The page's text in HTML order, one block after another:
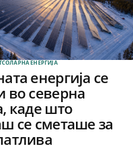
СОЛАРНА EНЕРГИЈА
енергија се
во северна
каде што
се сметаше за